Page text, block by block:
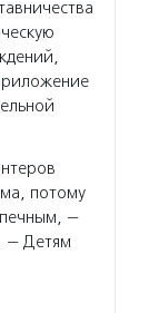
потому
—
— Детям